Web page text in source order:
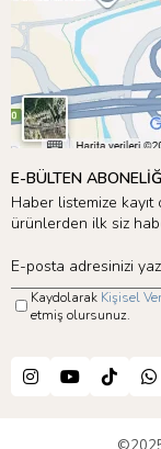
E-BÜLTEN
Haber listemize
ürünlerden ilk siz
Kaydolarak Kişisel
etmiş olursunuz.